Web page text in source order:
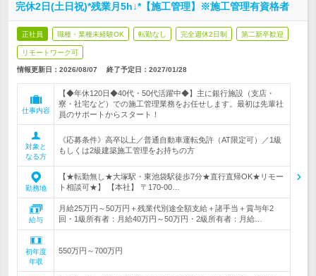
完休2日(土日祝)*残業月5h↓*【施工管理】※施工管理有資格者
正社員 職種・業種未経験OK 転勤なし 完全週休2日制 第二新卒歓迎
リモートワーク可
情報更新日：2026/08/07 終了予定日： 2027/01/28
仕事内容
【◆年休120日◆40代・50代活躍中◆】主に銀行施設（支店・
寮・社宅など）での施工管理業務をお任せします。最初は先輩社
員のサポートからスタート！
対象と
なる方
《応募条件》高卒以上／普通自動車運転免許（AT限定可）／1級
もしくは2級建築施工管理をお持ちの方
勤務地
【★転勤無し★大塚駅・東池袋駅徒歩7分★直行直帰OK★リモー
ト相談可★】 【本社】 〒170-00…
給与
月給25万円～50万円＋残業代別途全額支給＋諸手当＋賞与年2
回・1級所有者：月給40万円～50万円・2級所有者：月給…
初年度
年収
550万円～700万円